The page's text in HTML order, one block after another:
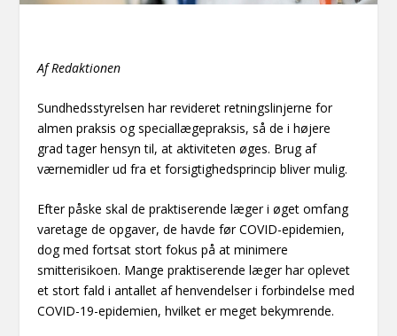
Af Redaktionen
Sundhedsstyrelsen har revideret retningslinjerne for
almen praksis og speciallægepraksis, så de i højere
grad tager hensyn til, at aktiviteten øges. Brug af
værnemidler ud fra et forsigtighedsprincip bliver mulig.
Efter påske skal de praktiserende læger i øget omfang
varetage de opgaver, de havde før COVID-epidemien,
dog med fortsat stort fokus på at minimere
smitterisikoen. Mange praktiserende læger har oplevet
et stort fald i antallet af henvendelser i forbindelse med
COVID-19-epidemien, hvilket er meget bekymrende.